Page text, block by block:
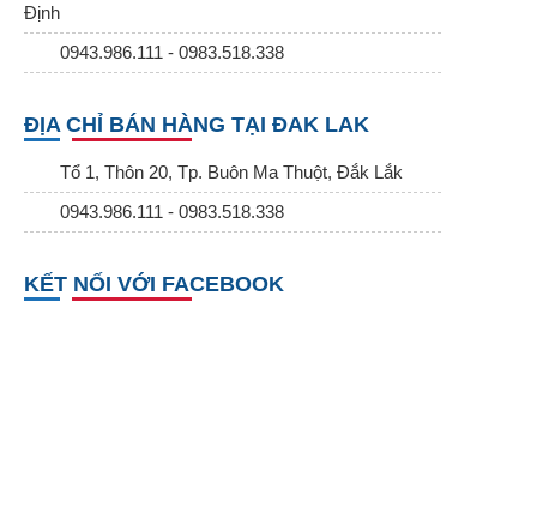
Định
0943.986.111 - 0983.518.338
ĐỊA CHỈ BÁN HÀNG TẠI ĐAK LAK
Tổ 1, Thôn 20, Tp. Buôn Ma Thuột, Đắk Lắk
0943.986.111 - 0983.518.338
KẾT NỐI VỚI FACEBOOK